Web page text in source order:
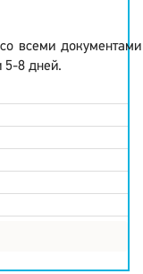
всеми документами
5-8 дней.